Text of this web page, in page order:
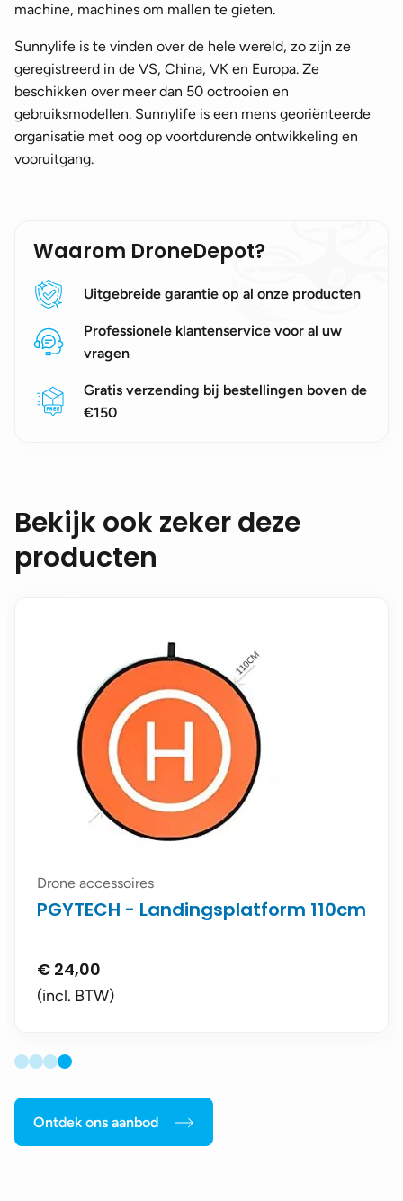
machine, machines om mallen te gieten.
Sunnylife is te vinden over de hele wereld, zo zijn ze
geregistreerd in de VS, China, VK en Europa. Ze
beschikken over meer dan 50 octrooien en
gebruiksmodellen. Sunnylife is een mens georiënteerde
organisatie met oog op voortdurende ontwikkeling en
vooruitgang.
Waarom DroneDepot?
Uitgebreide garantie op al onze producten
Professionele klantenservice voor al uw
vragen
Gratis verzending bij bestellingen boven de
€150
Bekijk ook zeker deze
producten
Drone accessoires
PGYTECH - Landingsplatform 110cm
€ 24,00
(incl. BTW)
Ontdek ons aanbod